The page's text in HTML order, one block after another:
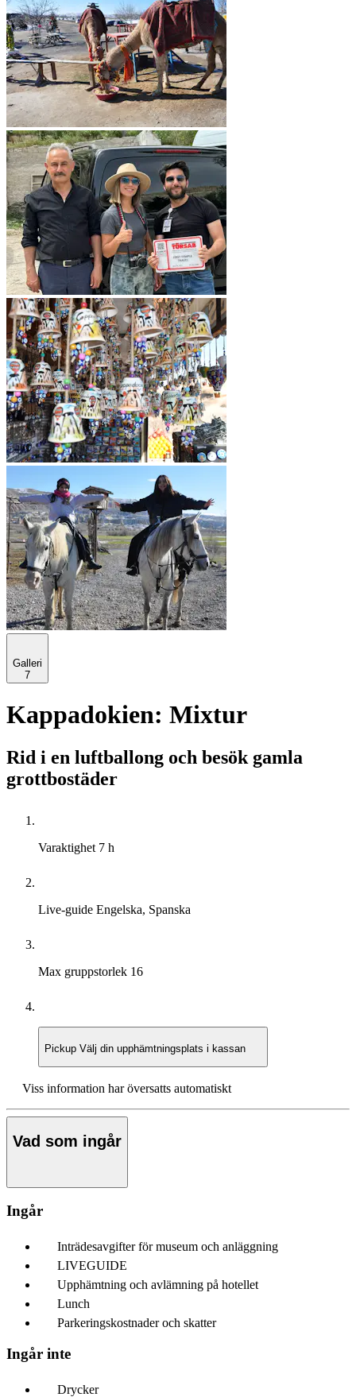
Galleri
7
Kappadokien: Mixtur
Rid i en luftballong och besök gamla
grottbostäder
Varaktighet 7 h
Live-guide Engelska, Spanska
Max gruppstorlek 16
Pickup Välj din upphämtningsplats i kassan
Viss information har översatts automatiskt
Vad som ingår
Ingår
Inträdesavgifter för museum och anläggning
LIVEGUIDE
Upphämtning och avlämning på hotellet
Lunch
Parkeringskostnader och skatter
Ingår inte
Drycker